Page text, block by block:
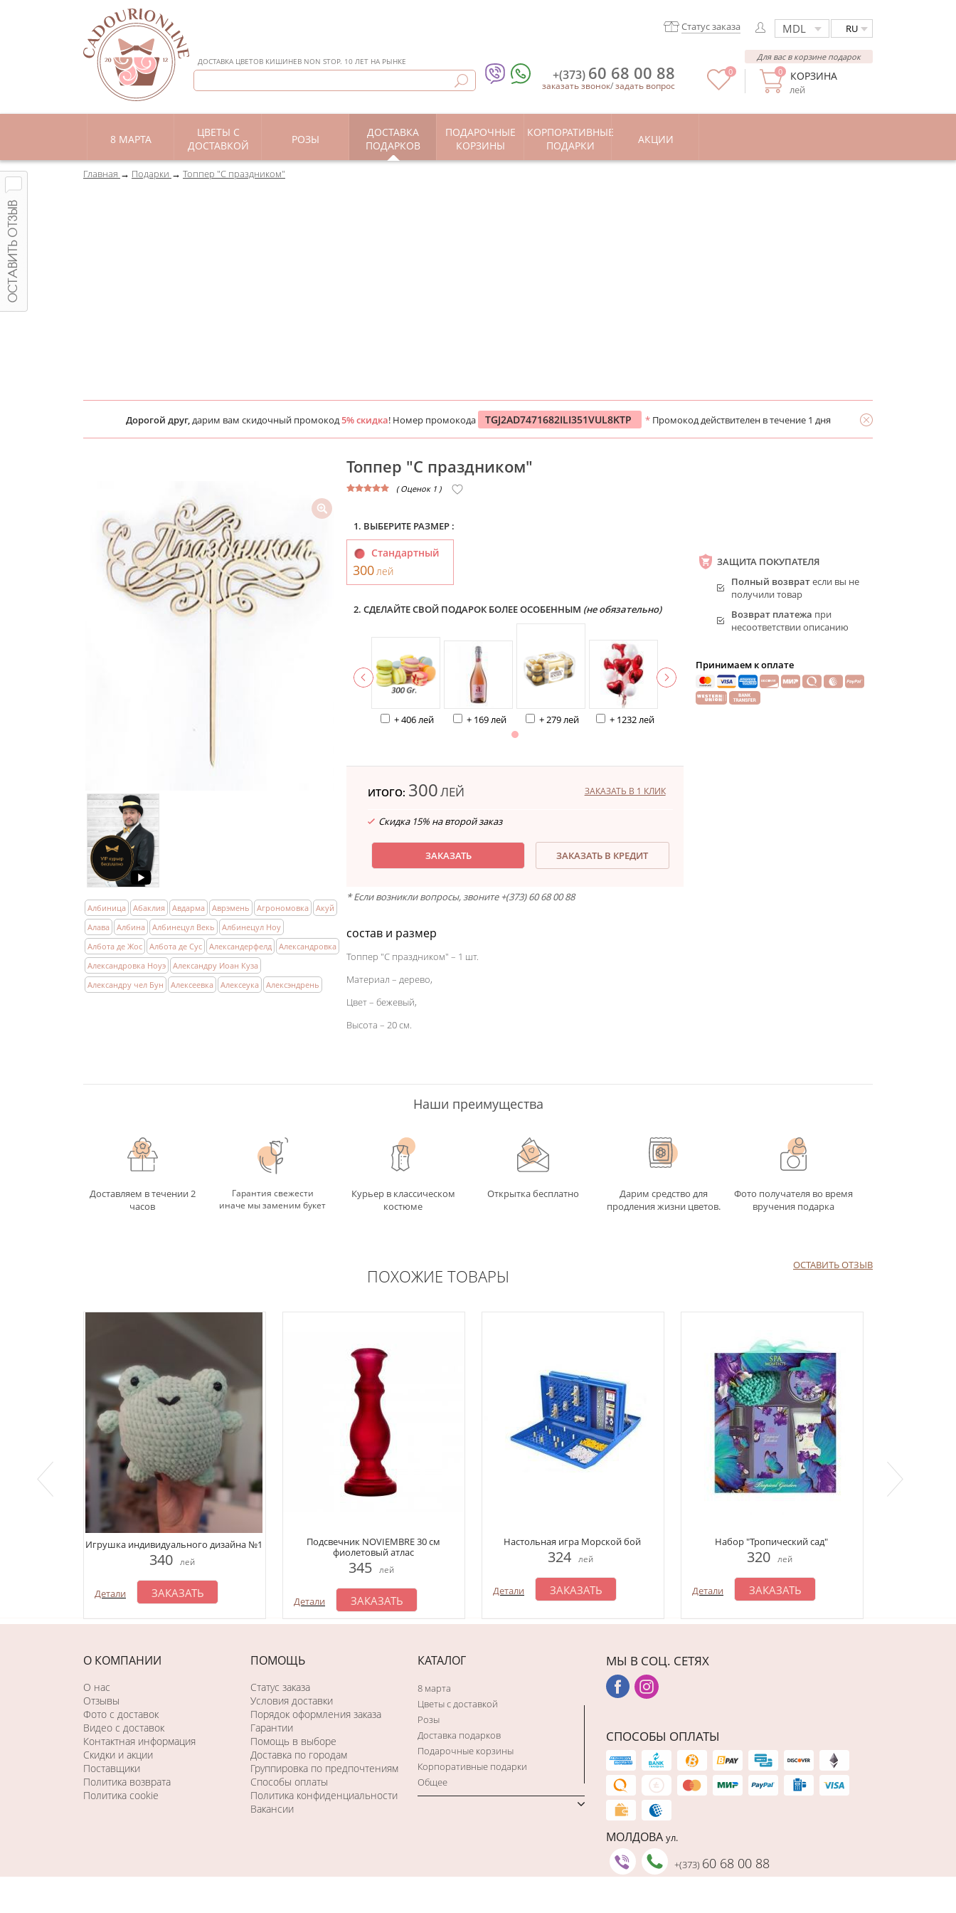
ДОСТАВКА ЦВЕТОВ КИШИНЕВ NON STOP. 10 ЛЕТ НА РЫНКЕ
RU
Статус заказа
КОРЗИНА
лей
0
Для вас в корзине подарок
0
+(373) 60 68 00 88
заказать звонок/задать вопрос
8 МАРТА
ЦВЕТЫ С
ДОСТАВКОЙ
РОЗЫ
ДОСТАВКА
ПОДАРКОВ
ПОДАРОЧНЫЕ
КОРЗИНЫ
КОРПОРАТИВНЫЕ
ПОДАРКИ
АКЦИИ
Главная Подарки Топпер "С праздником"
Дорогой друг,дарим вам скидочный промокод5% скидка! Номер промокода TGJ2AD7471682ILI351VUL8KTP * Промокод действителен в течение 1 дня
Албиница Абаклия Авдарма Аврэмень Агрономовка
Акуй
Алава
Албина Албинецул Векь
Албинецул Ноу
Албота де Жос
Албота де Сус Александерфелд
Александровка
Александровка Ноуэ
Александру Иоан Куза
Александру чел Бун
Алексеевка Алексеука Алексэндрень
Топпер "С праздником"
( Оценок 1 )
1. ВЫБЕРИТЕ РАЗМЕР :
Стандартный
300 лей
2. СДЕЛАЙТЕ СВОЙ ПОДАРОК БОЛЕЕ ОСОБЕННЫМ (не обязательно)
+ 406 лей + 169 лей + 279 лей + 1232 лей
ИТОГО: 300ЛЕЙ ЗАКАЗАТЬ В 1 КЛИК
Скидка 15% на второй заказ
ЗАКАЗАТЬ ЗАКАЗАТЬ В КРЕДИТ
* Если возникли вопросы, звоните +(373) 60 68 00 88
состав и размер
Топпер "С праздником" – 1 шт.
Материал – дерево,
Цвет – бежевый,
Высота – 20 см.
ЗАЩИТА ПОКУПАТЕЛЯ
Полный возвратесли вы не
получили товар
Возврат платежа при
несоответствии описанию
Принимаем к оплате
Наши преимущества
Доставляем в течении 2
часов
Гарантия свежести
иначе мы заменим букет
Курьер в классическом
костюме
Открытка бесплатно
Дарим средство для
продления жизни цветов.
Фото получателя во время
вручения подарка
ОСТАВИТЬ ОТЗЫВ
ПОХОЖИЕ ТОВАРЫ
Игрушка индивидуального дизайна №1
340 лей
Детали ЗАКАЗАТЬ
Подсвечник NOVIEMBRE 30 см
фиолетовый атлас
345 лей
Детали ЗАКАЗАТЬ
Настольная игра Морской бой
324 лей
Детали ЗАКАЗАТЬ
Набор "Тропический сад"
320 лей
Детали ЗАКАЗАТЬ
О КОМПАНИИ
О нас
Отзывы
Фото c доставок
Видео с доставок
Контактная информация
Скидки и акции
Поставщики
Политика возврата
Политика cookie
ПОМОЩЬ
Статус заказа
Условия доставки
Порядок оформления заказа
Гарантии
Помощь в выборе
Доставка по городам
Группировка по предпочтениям
Способы оплаты
Политика конфиденциальности
Вакансии
КАТАЛОГ
8 марта
Цветы с доставкой
Розы
Доставка подарков
Подарочные корзины
Корпоративные подарки
Общее
МЫ В СОЦ. СЕТЯХ
СПОСОБЫ ОПЛАТЫ
МОЛДОВА ул.
+(373) 60 68 00 88